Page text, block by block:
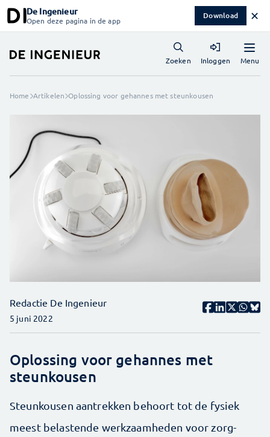
De Ingenieur
Open deze pagina in de app Download ✕
Menu
Zoeken Inloggen
Home Artikelen Oplossing voor gehannes met steunkousen
Redactie De Ingenieur
5 juni 2022
Oplossing voor gehannes met
steunkousen
Steunkousen aantrekken behoort tot de fysiek
meest belastende werkzaamheden voor zorg­